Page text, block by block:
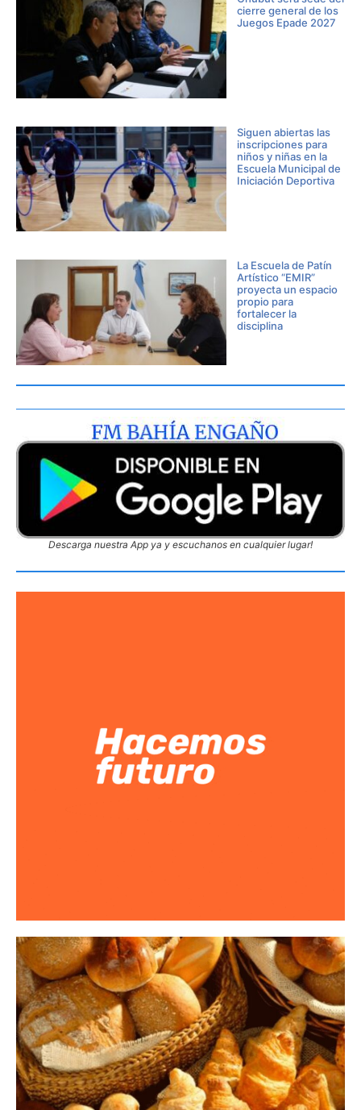
cierre general de los
Juegos Epade 2027
Siguen abiertas las
inscripciones para
niños y niñas en la
Escuela Municipal de
Iniciación Deportiva
La Escuela de Patín
Artístico “EMIR”
proyecta un espacio
propio para
fortalecer la
disciplina
Descarga nuestra App ya y escuchanos en cualquier lugar!